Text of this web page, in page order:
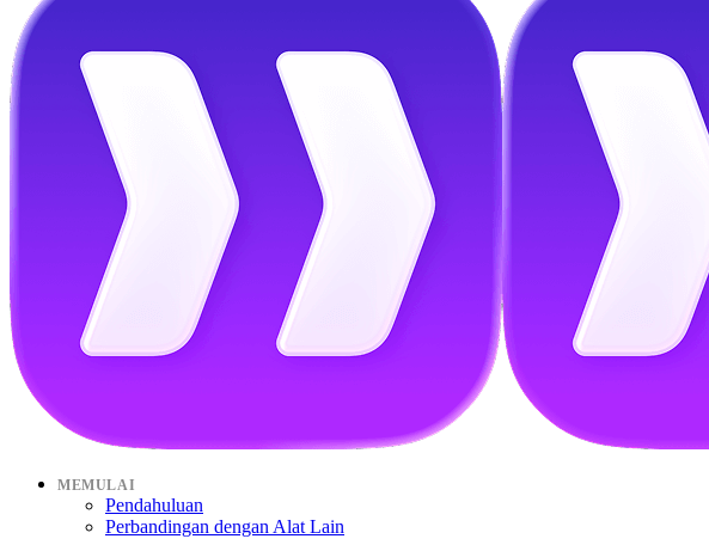
MEMULAI
Pendahuluan
Perbandingan dengan Alat Lain